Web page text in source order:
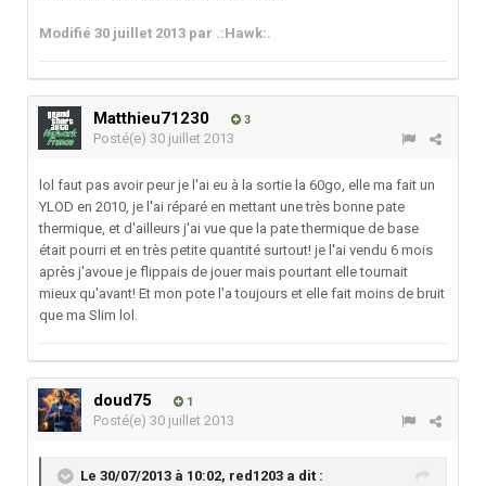
Modifié 30 juillet 2013 par .:Hawk:.
Matthieu71230 3
Posté(e) 30 juillet 2013
lol faut pas avoir peur je l'ai eu à la sortie la 60go, elle ma fait un
YLOD en 2010, je l'ai réparé en mettant une très bonne pate
thermique, et d'ailleurs j'ai vue que la pate thermique de base
était pourri et en très petite quantité surtout! je l'ai vendu 6 mois
après j'avoue je flippais de jouer mais pourtant elle tournait
mieux qu'avant! Et mon pote l'a toujours et elle fait moins de bruit
que ma Slim lol.
doud75 1
Posté(e) 30 juillet 2013
Le 30/07/2013 à 10:02, red1203 a dit :